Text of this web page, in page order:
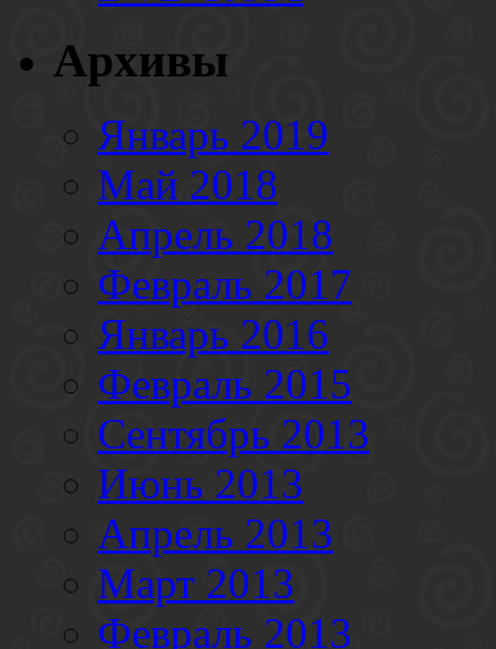
Архивы
Январь 2019
Май 2018
Апрель 2018
Февраль 2017
Январь 2016
Февраль 2015
Сентябрь 2013
Июнь 2013
Апрель 2013
Март 2013
Февраль 2013